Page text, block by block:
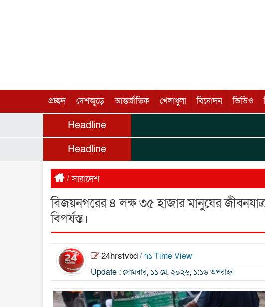
প্রচ্ছদ দেশজুড়ে আন্তর্জাতিক খেলাধুলা বিনোদন ভিডিও
Headline
Headline
/সারাদেশ
বিজয়নগরের ৪ লক্ষ ৩৫ হাজার মানুষের
বিপর্যস্ত।
24hrstvbd/ ৭১ Time View
Update : সোমবার, ১১ মে, ২০২৬, ১:১৬ অপরাহ্ন